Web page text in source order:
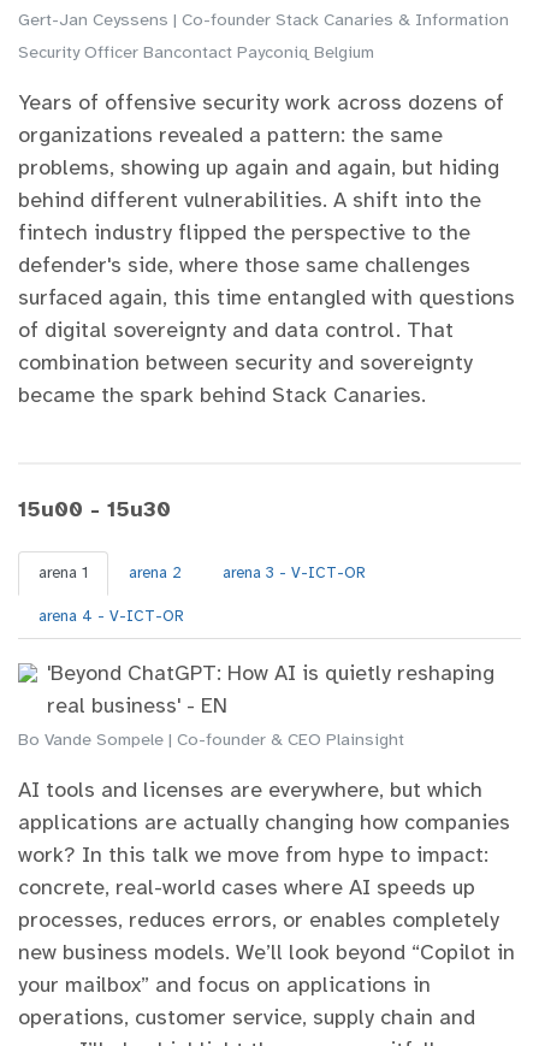
Gert-Jan Ceyssens | Co-founder Stack Canaries & Information
Security Officer Bancontact Payconiq Belgium
Years of offensive security work across dozens of
organizations revealed a pattern: the same
problems, showing up again and again, but hiding
behind different vulnerabilities. A shift into the
fintech industry flipped the perspective to the
defender's side, where those same challenges
surfaced again, this time entangled with questions
of digital sovereignty and data control. That
combination between security and sovereignty
became the spark behind Stack Canaries.
15u00 - 15u30
arena 1 arena 2 arena 3 - V-ICT-OR
arena 4 - V-ICT-OR
'Beyond ChatGPT: How AI is quietly reshaping
real business' - EN
Bo Vande Sompele | Co-founder & CEO Plainsight
AI tools and licenses are everywhere, but which
applications are actually changing how companies
work? In this talk we move from hype to impact:
concrete, real-world cases where AI speeds up
processes, reduces errors, or enables completely
new business models. We’ll look beyond “Copilot in
your mailbox” and focus on applications in
operations, customer service, supply chain and